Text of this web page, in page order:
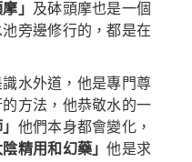
摩 」 及砵頭摩也是一個
池旁邊修行的，都是在
水外道， 他是專門尊
方法， 他恭敬水的一
」 他們本身都會變化，
陰精用和幻藥 」他是求